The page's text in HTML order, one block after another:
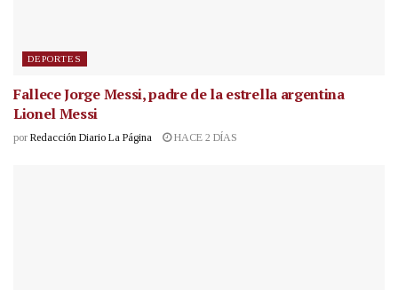
DEPORTES
Fallece Jorge Messi, padre de la estrella argentina
Lionel Messi
por Redacción Diario La Página HACE 2 DÍAS